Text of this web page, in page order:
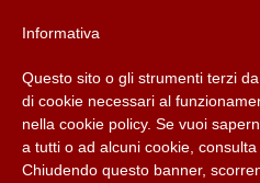
Informativa
Questo sito o gli strumenti terzi
di cookie necessari al
nella cookie policy. Se vuoi
a tutti o ad alcuni cookie, consulta
Chiudendo questo banner,